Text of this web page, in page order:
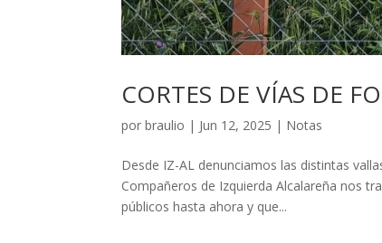
CORTES DE VÍAS DE
porbraulio | Jun 12, 2025 | Notas
Desde IZ-AL denunciamos las distintas
Compañeros de Izquierda Alcalareña nos
públicos hasta ahora y que...